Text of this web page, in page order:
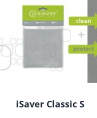
iSaver Classic S